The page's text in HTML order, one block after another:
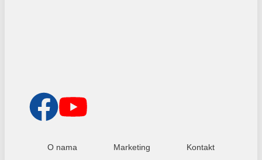
O nama Marketing Kontakt